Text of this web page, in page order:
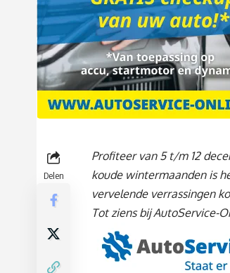
Delen
Profiteer van 5 t/m 12
koude wintermaanden is
vervelende verrassingen
Tot ziens bij AutoService-